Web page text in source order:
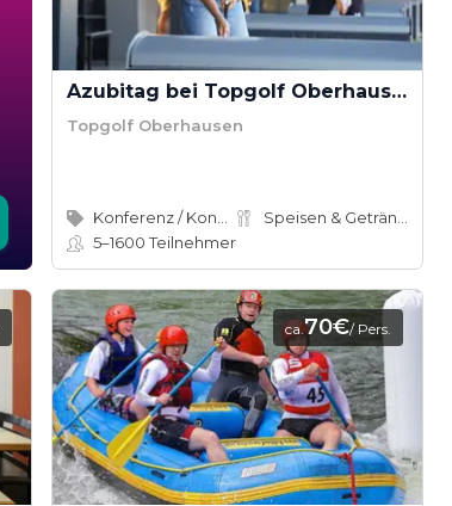
Azubitag bei Topgolf Oberhausen
Topgolf Oberhausen
5–1600Teilnehmer
ca.70€/ Pers.